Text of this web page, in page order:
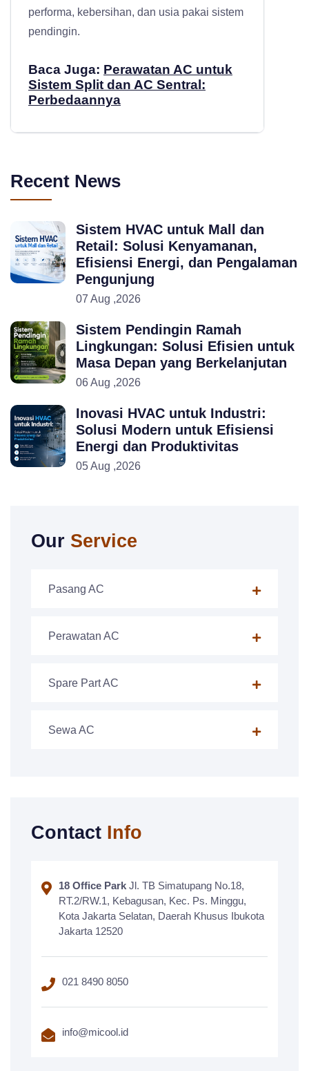
performa, kebersihan, dan usia pakai sistem
pendingin.
Baca Juga: Perawatan AC untuk
Sistem Split dan AC Sentral:
Perbedaannya
Recent News
Sistem HVAC untuk Mall dan
Retail: Solusi Kenyamanan,
Efisiensi Energi, dan Pengalaman
Pengunjung
07 Aug ,2026
Sistem Pendingin Ramah
Lingkungan: Solusi Efisien untuk
Masa Depan yang Berkelanjutan
06 Aug ,2026
Inovasi HVAC untuk Industri:
Solusi Modern untuk Efisiensi
Energi dan Produktivitas
05 Aug ,2026
Our Service
Pasang AC
Perawatan AC
Spare Part AC
Sewa AC
Contact Info
18 Office Park Jl. TB Simatupang No.18,
RT.2/RW.1, Kebagusan, Kec. Ps. Minggu,
Kota Jakarta Selatan, Daerah Khusus Ibukota
Jakarta 12520
021 8490 8050
info@micool.id